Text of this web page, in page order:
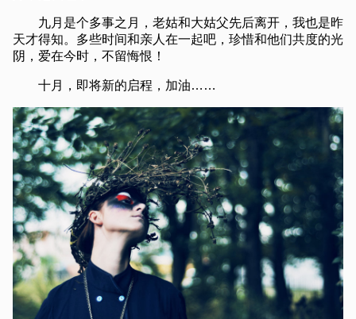
九月是个多事之月，老姑和大姑父先后离开，我也是昨
天才得知。多些时间和亲人在一起吧，珍惜和他们共度的光
阴，爱在今时，不留悔恨！
十月，即将新的启程，加油……